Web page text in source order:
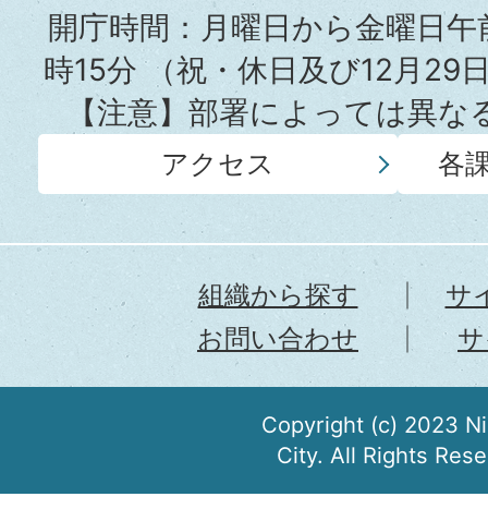
所
開庁時間：月曜日から金曜日
時15分（祝・休日及び12月29
【注意】部署によっては異
アクセス 各
組織から探す
サ
お問い合わせ
Copyright (c) 2023
City. All Rights